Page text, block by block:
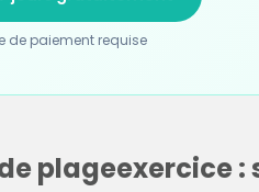
de paiement requise
plageexercice